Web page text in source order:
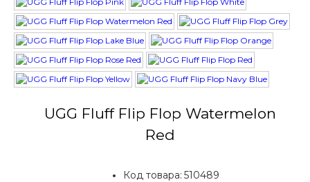
UGG Fluff Flip Flop Watermelon
Red
Код товара: 510489